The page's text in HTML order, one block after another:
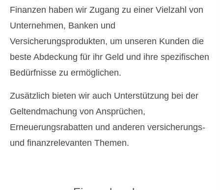
Finanzen haben wir Zugang zu einer Vielzahl von
Unternehmen, Banken und
Versicherungsprodukten, um unseren Kunden die
beste Abdeckung für ihr Geld und ihre spezifischen
Bedürfnisse zu ermöglichen.
Zusätzlich bieten wir auch Unterstützung bei der
Geltendmachung von Ansprüchen,
Erneuerungsrabatten und anderen versicherungs-
und finanzrelevanten Themen.